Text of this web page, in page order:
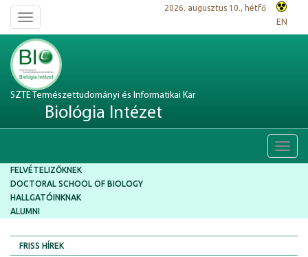
Toggle
navigation
2026. augusztus 10., hétfő
EN
SZTE Természettudományi és Informatikai Kar
Biológia Intézet
FELVÉTELIZŐKNEK
DOCTORAL SCHOOL OF BIOLOGY
HALLGATÓINKNAK
ALUMNI
FRISS HÍREK